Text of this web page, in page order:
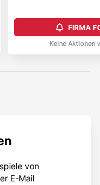
FIRMA
Keine Aktionen
von
E-Mail